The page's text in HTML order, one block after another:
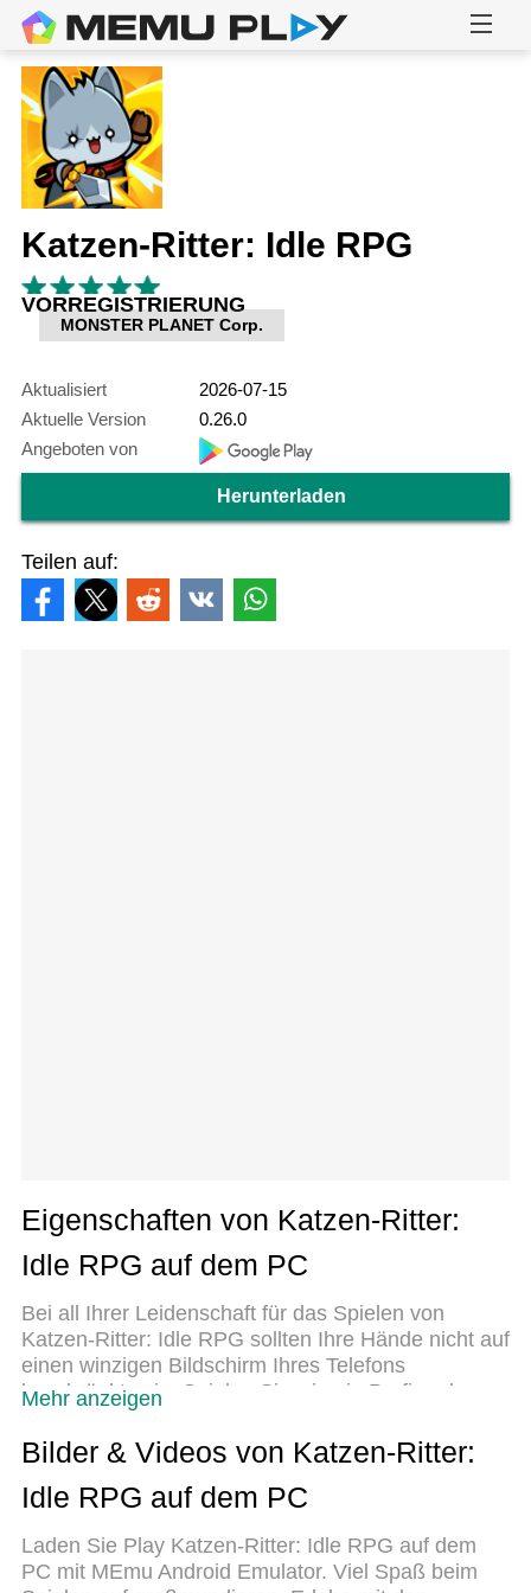
Katzen-Ritter: Idle RPG
VORREGISTRIERUNG
MONSTER PLANET Corp.
Aktualisiert
2026-07-15
Aktuelle Version
0.26.0
Angeboten von
Herunterladen
Teilen auf:
Eigenschaften von Katzen-Ritter:
Idle RPG auf dem PC
Bei all Ihrer Leidenschaft für das Spielen von
Katzen-Ritter: Idle RPG sollten Ihre Hände nicht auf
einen winzigen Bildschirm Ihres Telefons
beschränkt sein. Spielen Sie wie ein Profi und
übernehmen Sie die volle Kontrolle über Ihr Spiel
mit Tastatur und Maus. MEmu bietet Ihnen all die
Dinge, die Sie erwarten. Laden Sie Katzen-Ritter:
Idle RPG herunter und spielen Sie es auf dem PC.
Grenzwerte für Akku, mobile Daten und störende
Anrufe. Das brandneue MEmu 9 ist die beste Wahl,
Mehr anzeigen
Bilder & Videos von Katzen-Ritter:
Idle RPG auf dem PC
Laden Sie Play Katzen-Ritter: Idle RPG auf dem
PC mit MEmu Android Emulator. Viel Spaß beim